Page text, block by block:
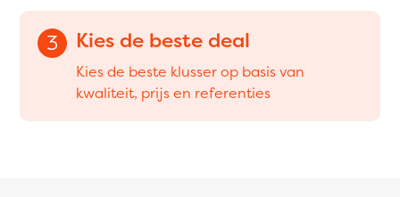
3 Kies de beste deal
Kies de beste klusser op basis van
kwaliteit, prijs en referenties